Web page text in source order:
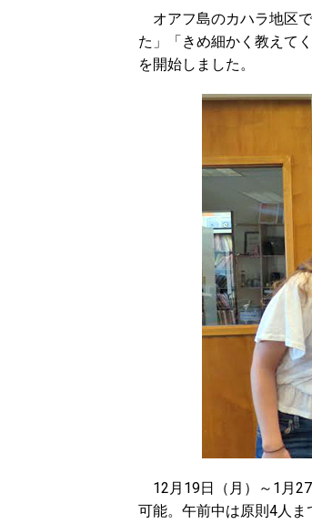
オアフ島のカハラ地区
た」「きめ細かく教えて
を開始しました。
12月19日（月）～1月
可能。午前中は原則4人